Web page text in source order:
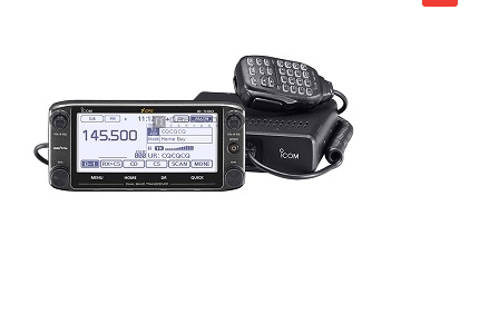
Expand
Kapcsolat